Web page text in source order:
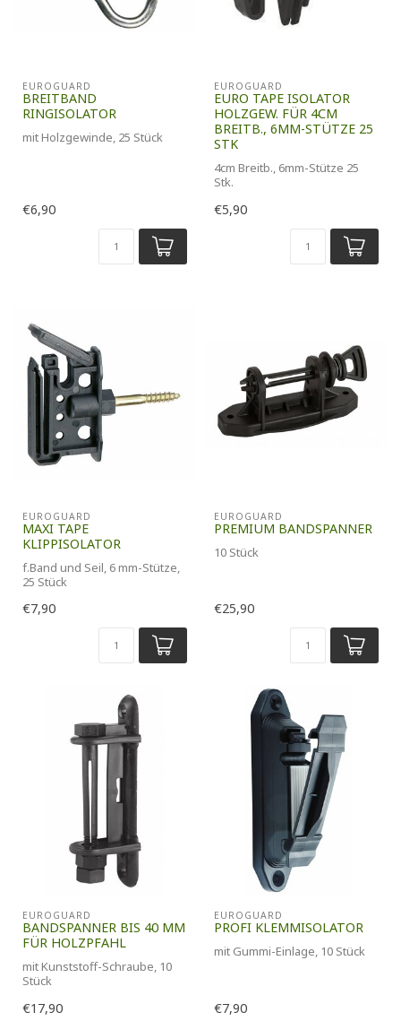
EUROGUARD
BREITBAND
RINGISOLATOR
mit Holzgewinde, 25 Stück
€6,90
EUROGUARD
EURO TAPE ISOLATOR
HOLZGEW. FÜR 4CM
BREITB., 6MM-STÜTZE 25
STK
4cm Breitb., 6mm-Stütze 25
Stk.
€5,90
EUROGUARD
MAXI TAPE
KLIPPISOLATOR
f.Band und Seil, 6 mm-Stütze,
25 Stück
€7,90
EUROGUARD
PREMIUM BANDSPANNER
10 Stück
€25,90
EUROGUARD
BANDSPANNER BIS 40 MM
FÜR HOLZPFAHL
mit Kunststoff-Schraube, 10
Stück
€17,90
EUROGUARD
PROFI KLEMMISOLATOR
mit Gummi-Einlage, 10 Stück
€7,90